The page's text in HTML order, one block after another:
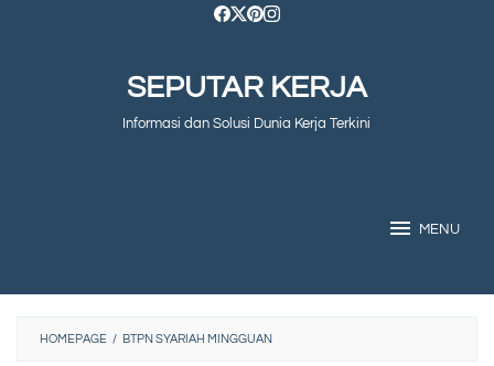
SEPUTAR KERJA
Informasi dan Solusi Dunia Kerja Terkini
MENU
HOMEPAGE / BTPN SYARIAH MINGGUAN